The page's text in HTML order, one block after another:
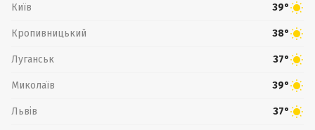
Київ 39°
Кропивницький 38°
Луганськ 37°
Миколаїв 39°
Львів 37°